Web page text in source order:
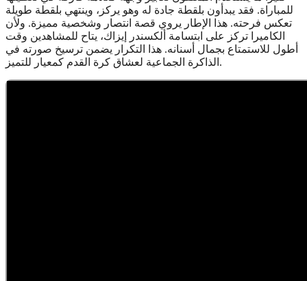
للمباراة. فقد يبدأون بلقطة جادة له وهو يركز، وينتهي بلقطة طويلة
تعكس فرحته. هذا الإطار يروي قصة انتصار وشخصية مميزة. ولأن
الكاميرا تركز على ابتسامة ألكسندر إيزاك، يتاح للمشاهدين وقت
أطول للاستمتاع بجمال أسنانه. هذا التكرار يضمن ترسيخ صورته في
الذاكرة الجماعية لعشاق كرة القدم كمعيار للتميز.